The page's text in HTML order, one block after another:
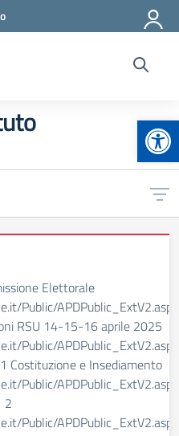
Elettorale
Public/
RSU 14-15-16 aprile 2025
Public/
Costituzione e Insediamento
Public/
2
Public/